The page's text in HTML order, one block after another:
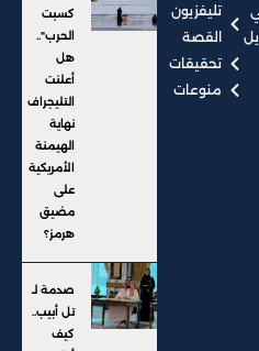
تليفزيون
القصة
تحقيقات
منوعات
كسبت
الحرب"..
هل
أعلنت
التليجراف
نهاية
الهيمنة
الأمريكية
على
مضيق
هرمز؟
صدمة لـ
تل أبيب..
كيف